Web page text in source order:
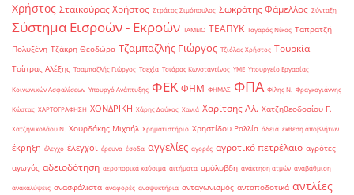
Χρήστος Σταϊκούρας Χρήστος Στράτος Σιμόπουλος Σωκράτης Φάμελλος Σύνταξη
Σύστημα Εισροών - Εκροών ΤΑΜΕΙΟ ΤΕΑΠΥΚ Ταγαράς Νίκος Ταπρατζή
Πολυξένη Τζάκρη Θεοδώρα Τζαμπαζλής Γιώργος Τζιόλας Χρήστος Τουρκία
Τσίπρας Αλέξης Τσαμπαζλής Γιώργος Τσεχία Τσιάρας Κωνσταντίνος ΥΜΕ Υπουργείο Εργασίας
Κοινωνικών Ασφαλίσεων Υπουργό Ανάπτυξης ΦΕΚ ΦΗΜ ΦΗΜΑΣ ΦΠΑ Φίλης Ν. Φραγκογιάννης
Κώστας ΧΑΡΤΟΓΡΑΦΗΣΗ ΧΟΝΔΡΙΚΗ Χάρης Δούκας Χανιά Χαρίτσης Αλ. Χατζηθεοδοσίου Γ.
Χατζηνικολάου Ν. Χουρδάκης Μιχαήλ Χρηματιστήριο Χρηστίδου Ραλλία άδεια έκθεση αποβλήτων
έκρηξη έλεγχο έλεγχοι έρευνα έσοδα αγγελίες αγορές αγροτικό πετρέλαιο αγρότες
αγωγός αδειοδότηση αεροπορικά καύσιμα αιτήματα αμόλυβδη ανάκτηση ατμών αναβάθμιση
ανακαλύψεις ανασφάλιστα αναφορές αναψυκτήρια ανταγωνισμός ανταποδοτικά αντλίες